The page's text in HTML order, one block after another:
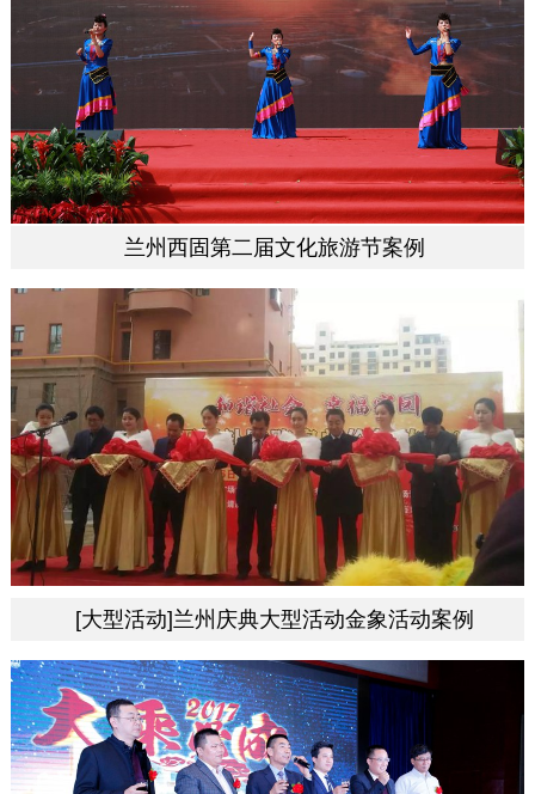
兰州西固第二届文化旅游节案例
[大型活动]兰州庆典大型活动金象活动案例